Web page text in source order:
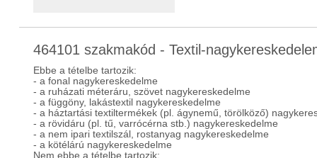
464101 szakmakód - Textil-
Ebbe a tételbe tartozik:
- a fonal nagykereskedelme
- a ruházati méteráru, szövet nagykereskedelme
- a függöny, lakástextil nagykereskedelme
- a háztartási textiltermékek (pl. ágynemű, törölköző)
- a rövidáru (pl. tű, varrócérna stb.) nagykereskedelme
- a nem ipari textilszál, rostanyag nagykereskedelme
- a kötélárú nagykereskedelme
Nem ebbe a tételbe tartozik: